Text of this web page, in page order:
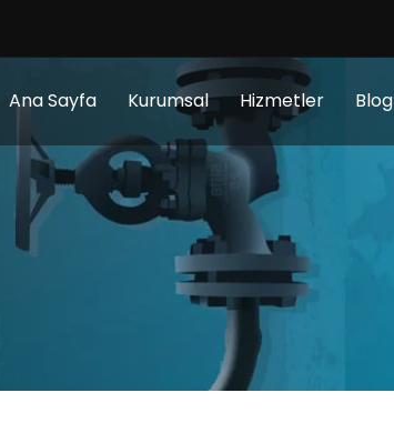
Ana Sayfa Kurumsal Hizmetler Blog